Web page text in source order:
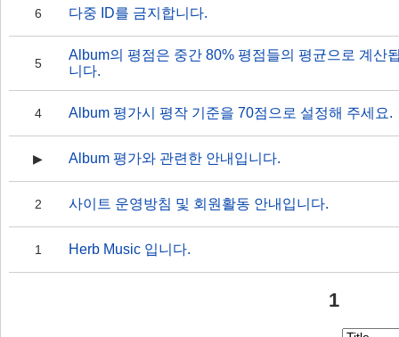
6 다중 ID를 금지합니다.
5
Album의 평점은 중간 80% 평점들의 평균으로 계산
니다.
4 Album 평가시 평작 기준을 70점으로 설정해 주세요.
▶ Album 평가와 관련한 안내입니다.
2 사이트 운영방침 및 회원활동 안내입니다.
1 Herb Music 입니다.
1